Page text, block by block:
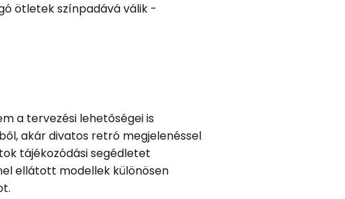
ötletek színpadává válik -
a tervezési lehetőségei is
akár divatos retró megjelenéssel
tájékozódási segédletet
ellátott modellek különösen